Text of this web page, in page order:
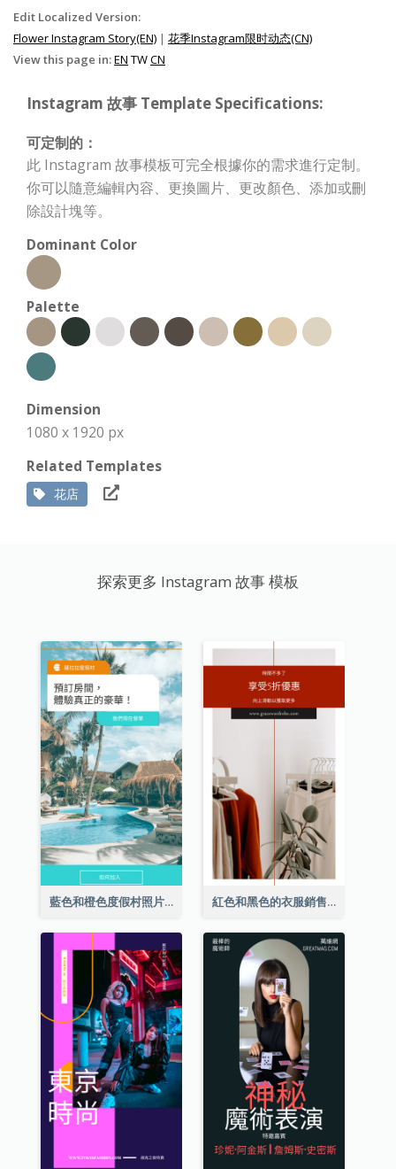
Edit Localized Version:
Flower Instagram Story(EN) | 花季Instagram限时动态(CN)
View this page in:EN TWCN
Instagram 故事 Template Specifications:
可定制的：
此 Instagram 故事模板可完全根據你的需求進行定制。
你可以隨意編輯內容、更換圖片、更改顏色、添加或刪
除設計塊等。
Dominant Color
Palette
Dimension
1080 x 1920 px
Related Templates
花店
探索更多 Instagram 故事 模板
藍色和橙色度假村照片酒店Instagram限時動態 紅色和黑色的衣服銷售Instagram限時動態